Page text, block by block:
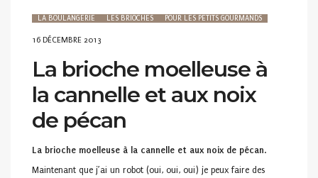
LA BOULANGERIE LES BRIOCHES POUR LES PETITS GOURMANDS
POSTED
16 DÉCEMBRE 2013
La brioche moelleuse à
la cannelle et aux noix
de pécan
La brioche moelleuse à la cannelle et aux noix de pécan.
Maintenant que j’ai un robot (oui, oui, oui) je peux faire des